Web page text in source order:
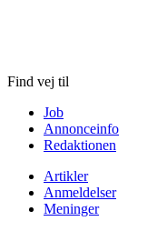
Find vej til
Job
Annonceinfo
Redaktionen
Artikler
Anmeldelser
Meninger